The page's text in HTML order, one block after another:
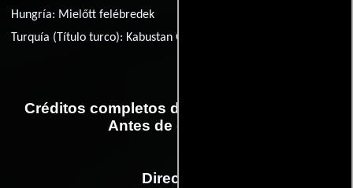
Hungría: Mielőtt felébredek
Turquía (Título turco): Kabustan Gelen
Créditos completos de la película Somnia:
Antes de despertar
Dirección